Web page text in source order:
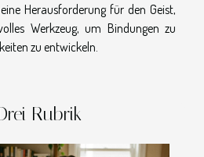
Herausforderung für den Geist,
Werkzeug, um Bindungen zu
zu entwickeln.
Rubrik